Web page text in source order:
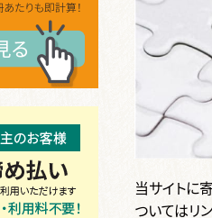
当サイトに
ついてはリ